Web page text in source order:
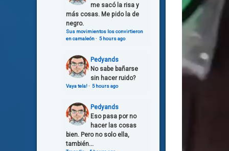
me sacó la risa y
más cosas. Me pido la de
negro.
Sus movimientos los convirtieron
en camaleón· 5 hours ago
Pedyands
No sabe bañarse
sin hacer ruido?
Vaya tela!· 5 hours ago
Pedyands
Eso pasa por no
hacer las cosas
bien. Pero no solo ella,
también...